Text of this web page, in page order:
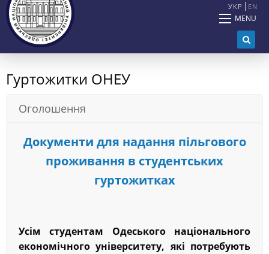
УКР EN
MENU
Гуртожитки ОНЕУ
Оголошення
Документи для надання пільгового
проживання в студентських
гуртожитках
Усім студентам Одеського національного
економічного університету, які потребують